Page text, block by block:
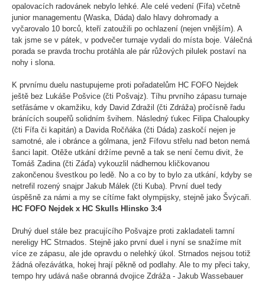
opalovacích radovánek nebylo lehké. Ale celé vedení (Fífa) včetně
junior managementu (Waska, Dáda) dalo hlavy dohromady a
vyčarovalo 10 borců, kteří zatoužili po ochlazení (nejen vnějším). A
tak jsme se v pátek, v podvečer turnaje vydali do místa boje. Válečná
porada se pravda trochu protáhla ale pár růžových pilulek postaví na
nohy i slona.
K prvnímu duelu nastupujeme proti pořadatelům HC FOFO Nejdek
ještě bez Lukáše Pošvice (čti Pošvajz). Tíhu prvního zápasu turnaje
setřásáme v okamžiku, kdy David Zdražil (čti Zdráža) pročísně řadu
bránících soupeřů solidním švihem. Následný ťukec Filipa Chaloupky
(čti Fífa či kapitán) a Davida Ročňáka (čti Dáda) zaskočí nejen je
samotné, ale i obránce a gólmana, jenž Fífovu střelu nad beton nemá
šanci lapit. Otěže utkání držíme pevně a tak se není čemu divit, že
Tomáš Zadina (čti Záďa) vykouzlil nádhernou kličkovanou
zakončenou švestkou po ledě. No a co by to bylo za utkání, kdyby se
netrefil rozený snajpr Jakub Málek (čti Kuba). První duel tedy
úspěšně za námi a my se cítíme fakt olympijsky, stejně jako Švýcaři.
HC FOFO Nejdek x HC Skulls Hlinsko 3:4
Druhý duel stále bez pracujícího Pošvajze proti zakladateli tamní
nereligy HC Strnados. Stejně jako první duel i nyní se snažíme mít
více ze zápasu, ale jde opravdu o nelehký úkol. Strnados nejsou totiž
žádná ořezávátka, hokej hrají pěkně od podlahy. Ale to my přeci taky,
tempo hry udává naše obranná dvojice Zdráža - Jakub Wassebauer